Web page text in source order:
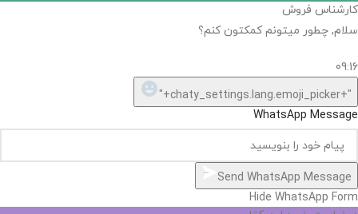
کارشناس فروش
سلام, چطور میتونم کمکتون کنم؟
09:16
"+chaty_settings.lang.emoji_picker+"
WhatsApp Message
Send WhatsApp Message
Hide WhatsApp Form